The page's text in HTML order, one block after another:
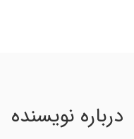
درباره نویسنده